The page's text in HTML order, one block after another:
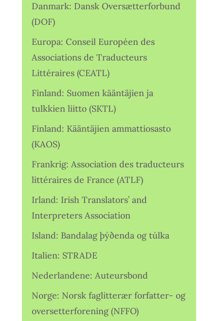
Danmark: Dansk Oversætterforbund
(DOF)
Europa: Conseil Européen des
Associations de Traducteurs
Littéraires (CEATL)
Finland: Suomen kääntäjien ja
tulkkien liitto (SKTL)
Finland: Kääntäjien ammattiosasto
(KAOS)
Frankrig: Association des traducteurs
littéraires de France (ATLF)
Irland: Irish Translators’ and
Interpreters Association
Island: Bandalag þýðenda og túlka
Italien: STRADE
Nederlandene: Auteursbond
Norge: Norsk faglitterær forfatter- og
oversetterforening (NFFO)